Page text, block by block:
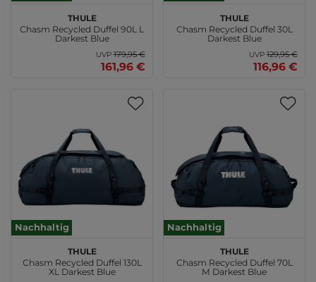
THULE
Chasm Recycled Duffel 90L L
Darkest Blue
UVP179,95 €
161,96 €
THULE
Chasm Recycled Duffel 30L
Darkest Blue
UVP129,95 €
116,96 €
Nachhaltig
THULE
Chasm Recycled Duffel 130L
XL Darkest Blue
Nachhaltig
THULE
Chasm Recycled Duffel 70L
M Darkest Blue